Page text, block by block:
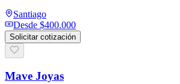
Santiago
Desde $400.000
Solicitar cotización
Mave Joyas